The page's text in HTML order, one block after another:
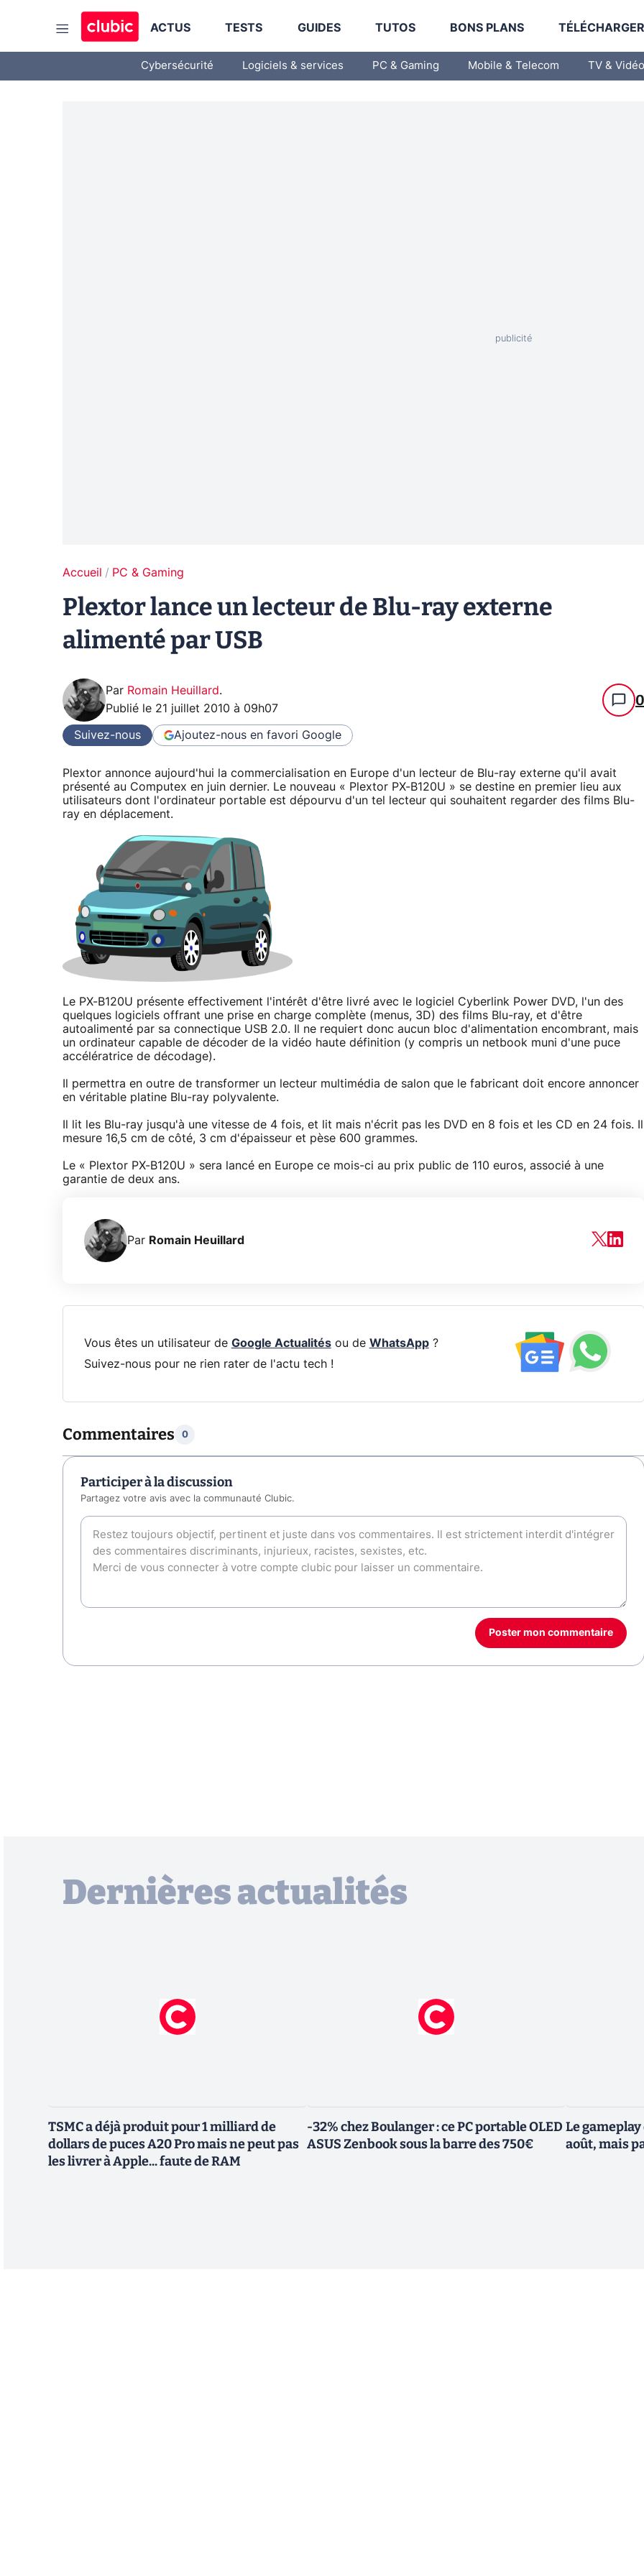
ACTUS TESTS GUIDES TUTOS BONS PLANS
Cybersécurité Logiciels & services PC & Gaming Mobile & Telecom TV & Vidéo
Accueil PC & Gaming
Plextor lance un lecteur de Blu-ray externe
alimenté par USB
Par Romain Heuillard.
Publié le 21 juillet 2010 à 09h07 0
Suivez-nous Ajoutez-nous en favori Google
Plextor annonce aujourd'hui la commercialisation en Europe d'un lecteur de Blu-ray externe qu'il avait
présenté au Computex en juin dernier. Le nouveau « Plextor PX-B120U » se destine en premier lieu aux
utilisateurs dont l'ordinateur portable est dépourvu d'un tel lecteur qui souhaitent regarder des films Blu-
ray en déplacement.
Le PX-B120U présente effectivement l'intérêt d'être livré avec le logiciel Cyberlink Power DVD, l'un des
quelques logiciels offrant une prise en charge complète (menus, 3D) des films Blu-ray, et d'être
autoalimenté par sa connectique USB 2.0. Il ne requiert donc aucun bloc d'alimentation encombrant, mais
un ordinateur capable de décoder de la vidéo haute définition (y compris un netbook muni d'une puce
accélératrice de décodage).
Il permettra en outre de transformer un lecteur multimédia de salon que le fabricant doit encore annoncer
en véritable platine Blu-ray polyvalente.
Il lit les Blu-ray jusqu'à une vitesse de 4 fois, et lit mais n'écrit pas les DVD en 8 fois et les CD en 24 fois. Il
mesure 16,5 cm de côté, 3 cm d'épaisseur et pèse 600 grammes.
Le « Plextor PX-B120U » sera lancé en Europe ce mois-ci au prix public de 110 euros, associé à une
garantie de deux ans.
Par Romain Heuillard
Vous êtes un utilisateur de Google Actualitésou de WhatsApp?
Suivez-nous pour ne rien rater de l'actu tech !
Commentaires 0
Participer à la discussion
Partagez votre avis avec la communauté Clubic.
Poster mon commentaire
Dernières actualités
TSMC a déjà produit pour 1 milliard de
dollars de puces A20 Pro mais ne peut pas
les livrer à Apple... faute de RAM
-32% chez Boulanger : ce PC portable OLED
ASUS Zenbook sous la barre des 750€
Le gameplay
août, mais